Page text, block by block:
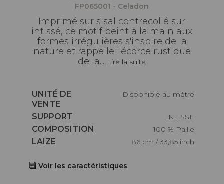
FP065001 - Celadon
Imprimé sur sisal contrecollé sur
intissé, ce motif peint à la main aux
formes irrégulières s'inspire de la
nature et rappelle l'écorce rustique
de la... Lire la suite
Caractéristiques
UNITÉ DE
VENTE
Disponible au mètre
Caractéristiques
SUPPORT
INTISSE
Caractéristiques
COMPOSITION
100 % Paille
Caractéristiques
LAIZE 86 cm / 33,85 inch
Voir les caractéristiques